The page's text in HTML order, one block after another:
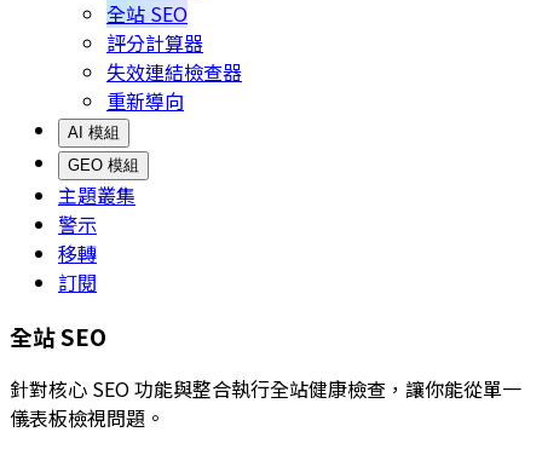
全站 SEO
評分計算器
失效連結檢查器
重新導向
AI 模組
GEO 模組
主題叢集
警示
移轉
訂閱
全站 SEO
針對核心 SEO 功能與整合執行全站健康檢查，讓你能從單一
儀表板檢視問題。